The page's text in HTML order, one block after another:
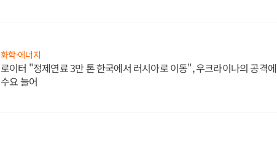
화학·에너지
로이터 "정제연료 3만 톤 한국에서 러시아로 이동", 우크라이나의 공격에
수요 늘어